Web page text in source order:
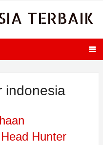
TERBAIK
indonesia
Hunter